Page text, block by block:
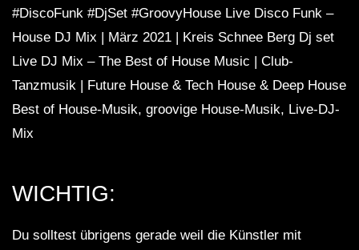
#DiscoFunk #DjSet #GroovyHouse Live Disco Funk –
House DJ Mix | März 2021 | Kreis Schnee Berg Dj set
Live DJ Mix – The Best of House Music | Club-
Tanzmusik | Future House & Tech House & Deep House
Best of House-Musik, groovige House-Musik, Live-DJ-
Mix
WICHTIG:
Du solltest übrigens gerade weil die Künstler mit